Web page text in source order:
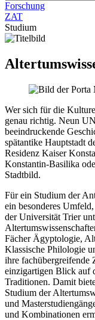
Forschung
ZAT
Studium
Wer sich für die
genau richtig. Neun
beeindruckende
spätantike Hauptstadt
Residenz Kaiser
Konstantin-Basilika
Stadtbild.
Für ein Studium der
ein besonderes
der Universität Trier
Fächer Ägyptologie,
Klassische Philologie
ihre fachübergreifende
einzigartigen Blick auf
Traditionen. Damit
Studium der
und
und Kombinationen